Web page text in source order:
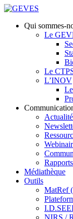
Qui sommes-
Le
Le
L’INOV
Médiathèque
Outils
MatRef
NIRS /